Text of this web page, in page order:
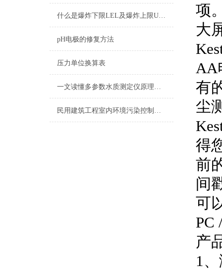
什么是爆炸下限LEL及爆炸上限UEL
pH电极的修复方法
压力单位换算表
一文读懂多参数水质测定仪原理：COD、氨氮、总磷同步检测技术解析
民用建筑工程室内环境污染控制规范
项
大
AA
有
尘
得
前
间
可
PC
产
1